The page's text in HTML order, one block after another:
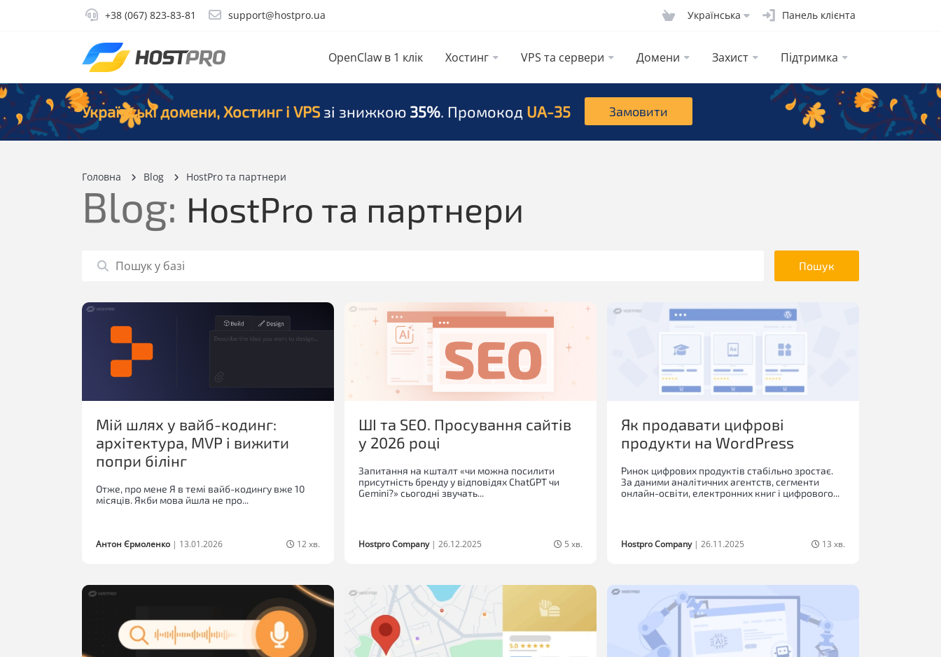
+38 (067) 823-83-81 support@hostpro.ua Українська Панель клієнта
OpenClaw в 1 клік Хостинг VPS та сервери Домени Захист Підтримка
Українські домени, Хостинг і VPS зі знижкою 35%. Промокод UA-35 Замовити
Головна Blog HostPro та партнери
Blog: HostPro та партнери
Мій шлях у вайб-кодинг:
архітектура, MVP і вижити
попри білінг
Отже, про мене Я в темі вайб-кодингу вже 10
місяців. Якби мова йшла не про...
Антон Єрмоленко | 13.01.2026 12 хв.
ШІ та SEO. Просування сайтів
у 2026 році
Запитання на кшталт «чи можна посилити
присутність бренду у відповідях ChatGPT чи
Gemini?» сьогодні звучать...
Hostpro Company| 26.12.2025 5 хв.
Як продавати цифрові
продукти на WordPress
Ринок цифрових продуктів стабільно зростає.
За даними аналітичних агентств, сегменти
онлайн-освіти, електронних книг і цифрового...
Hostpro Company| 26.11.2025 13 хв.